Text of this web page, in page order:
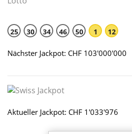
25 30 34 46 50 1 12
Nächster Jackpot: CHF 103'000'000
Aktueller Jackpot: CHF 1'033'976